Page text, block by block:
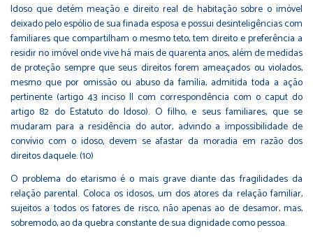
Idoso que detém meação e direito real de habitação sobre o imóvel
deixado pelo espólio de sua finada esposa e possui desinteligências com
familiares que compartilham o mesmo teto, tem direito e preferência a
residir no imóvel onde vive há mais de quarenta anos, além de medidas
de proteção sempre que seus direitos forem ameaçados ou violados,
mesmo que por omissão ou abuso da família, admitida toda a ação
pertinente (artigo 43 inciso II com correspondência com o caput do
artigo 82 do Estatuto do Idoso). O filho, e seus familiares, que se
mudaram para a residência do autor, advindo a impossibilidade de
convívio com o idoso, devem se afastar da moradia em razão dos
direitos daquele. (10)
O problema do etarismo é o mais grave diante das fragilidades da
relação parental. Coloca os idosos, um dos atores da relação familiar,
sujeitos a todos os fatores de risco, não apenas ao de desamor, mas,
sobremodo, ao da quebra constante de sua dignidade como pessoa.